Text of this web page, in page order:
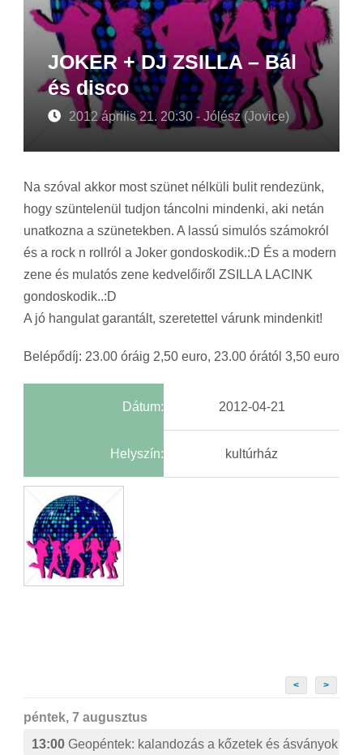
JOKER + DJ ZSILLA – Bál
és disco
2012 április 21. 20:30 - Jólész (Jovice)
Na szóval akkor most szünet nélküli bulit rendezünk,
hogy szüntelenül tudjon táncolni mindenki, aki netán
unatkozna a szünetekben. A lassú simulós számokról
és a rock n rollról a Joker gondoskodik.:D És a modern
zene és mulatós zene kedvelőiről ZSILLA LACINK
gondoskodik..:D
A jó hangulat garantált, szeretettel várunk mindenkit!
Belépődíj: 23.00 óráig 2,50 euro, 23.00 órától 3,50 euro
Dátum: 2012-04-21
Helyszín: kultúrház
< >
péntek, 7 augusztus
13:00 Geopéntek: kalandozás a kőzetek és ásványok